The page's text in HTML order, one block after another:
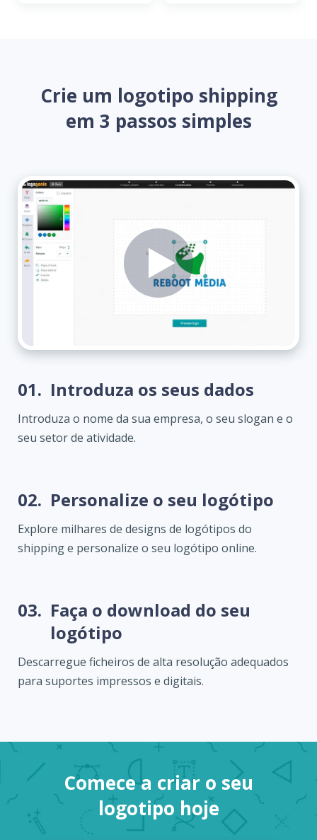
Crie um logotipo shipping
em 3 passos simples
01. Introduza os seus dados
Introduza o nome da sua empresa, o seu slogan e o
seu setor de atividade.
02. Personalize o seu logótipo
Explore milhares de designs de logótipos do
shipping e personalize o seu logótipo online.
03. Faça o download do seu
logótipo
Descarregue ficheiros de alta resolução adequados
para suportes impressos e digitais.
Comece a criar o seu
logotipo hoje